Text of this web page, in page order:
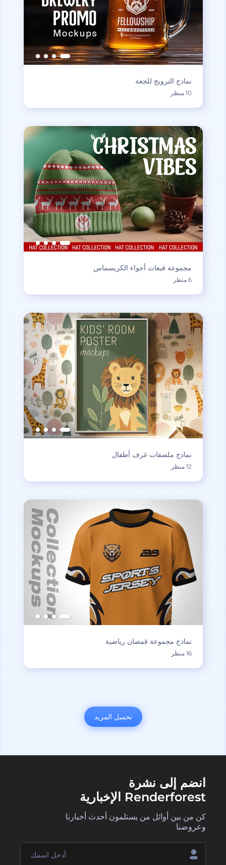
نماذج الترويج للجعة
10 منظر
مجموعة قبعات أجواء الكريسماس
6 منظر
نماذج ملصقات غرف أطفال
12 منظر
نماذج مجموعة قمصان رياضية
16 منظر
تحميل المزيد
انضم إلى نشرة
Renderforest الإخبارية
كن من بين أوائل من يستلمون أحدث أخبارنا
وعروضنا